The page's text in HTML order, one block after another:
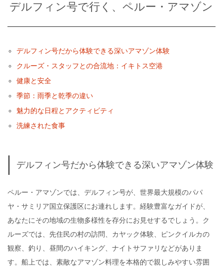
デルフィン号で行く、ペルー・アマゾン
デルフィン号だから体験できる深いアマゾン体験
クルーズ・スタッフとの合流地：イキトス空港
健康と安全
季節：雨季と乾季の違い
魅力的な日程とアクティビティ
洗練された食事
デルフィン号だから体験できる深いアマゾン体験
ペルー・アマゾンでは、デルフィン号が、世界最大規模のパパ
ヤ・サミリア国立保護区にお連れします。経験豊富なガイドが、
あなたにその地域の生物多様性を存分にお見せするでしょう。ク
ルーズでは、先住民の村の訪問、カヤック体験、ピンクイルカの
観察、釣り、昼間のハイキング、ナイトサファリなどがありま
す。船上では、素敵なアマゾン料理を本格的で親しみやすい雰囲